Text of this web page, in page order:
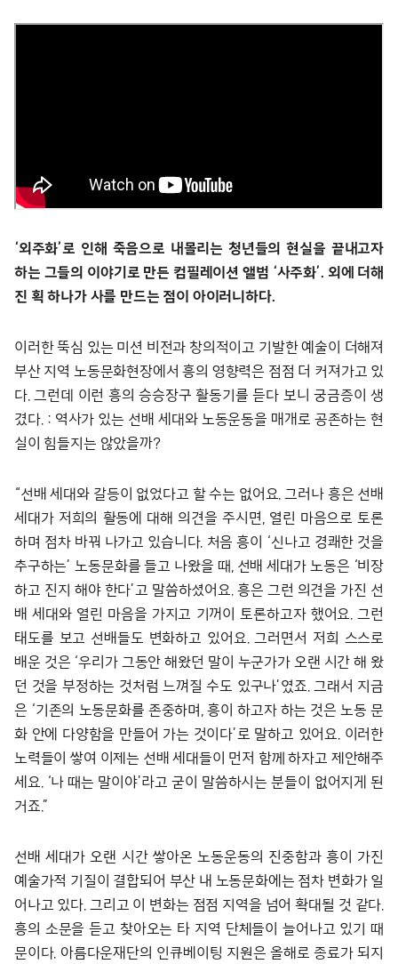
‘외주화’로 인해 죽음으로 내몰리는 청년들의 현실을 끝내고자
하는 그들의 이야기로 만든 컴필레이션 앨범 ‘사주화’. 외에 더해
진 획 하나가 사를 만드는 점이 아이러니하다.
이러한 뚝심 있는 미션 비전과 창의적이고 기발한 예술이 더해져
부산 지역 노동문화현장에서 흥의 영향력은 점점 더 커져가고 있
다. 그런데 이런 흥의 승승장구 활동기를 듣다 보니 궁금증이 생
겼다. : 역사가 있는 선배 세대와 노동운동을 매개로 공존하는 현
실이 힘들지는 않았을까?
“선배 세대와 갈등이 없었다고 할 수는 없어요. 그러나 흥은 선배
세대가 저희의 활동에 대해 의견을 주시면, 열린 마음으로 토론
하며 점차 바꿔 나가고 있습니다. 처음 흥이 ‘신나고 경쾌한 것을
추구하는’ 노동문화를 들고 나왔을 때, 선배 세대가 노동은 ‘비장
하고 진지 해야 한다’고 말씀하셨어요. 흥은 그런 의견을 가진 선
배 세대와 열린 마음을 가지고 기꺼이 토론하고자 했어요. 그런
태도를 보고 선배들도 변화하고 있어요. 그러면서 저희 스스로
배운 것은 ‘우리가 그동안 해왔던 말이 누군가가 오랜 시간 해 왔
던 것을 부정하는 것처럼 느껴질 수도 있구나’였죠. 그래서 지금
은 ‘기존의 노동문화를 존중하며, 흥이 하고자 하는 것은 노동 문
화 안에 다양함을 만들어 가는 것이다’로 말하고 있어요. 이러한
노력들이 쌓여 이제는 선배 세대들이 먼저 함께 하자고 제안해주
세요. ‘나 때는 말이야’라고 굳이 말씀하시는 분들이 없어지게 된
거죠.”
선배 세대가 오랜 시간 쌓아온 노동운동의 진중함과 흥이 가진
예술가적 기질이 결합되어 부산 내 노동문화에는 점차 변화가 일
어나고 있다. 그리고 이 변화는 점점 지역을 넘어 확대될 것 같다.
흥의 소문을 듣고 찾아오는 타 지역 단체들이 늘어나고 있기 때
문이다. 아름다운재단의 인큐베이팅 지원은 올해로 종료가 되지